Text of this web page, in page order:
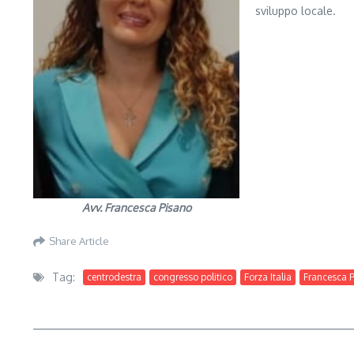
Avv. Francesca Pisano
sviluppo locale.
Share Article
Tag: centrodestra congresso politico Forza Italia Francesca